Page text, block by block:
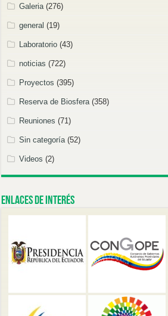
Galeria (276)
general (19)
Laboratorio (43)
noticias (722)
Proyectos (395)
Reserva de Biosfera (358)
Reuniones (71)
Sin categoría (52)
Videos (2)
Enlaces de Interés